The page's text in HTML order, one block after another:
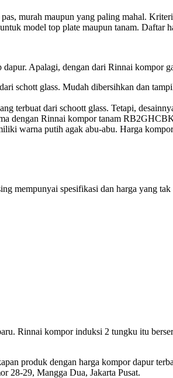
murah maupun yang paling mahal.
model top plate maupun tanam. Daftar
Apalagi, dengan dari Rinnai kompor
schott glass. Mudah dibersihkan dan
terbuat dari schoott glass. Tetapi,
dengan Rinnai kompor tanam
warna putih agak abu-abu. Harga
mempunyai spesifikasi dan harga yang tak
Rinnai kompor induksi 2 tungku itu
produk dengan harga kompor dapur
28-29, Mangga Dua, Jakarta Pusat.